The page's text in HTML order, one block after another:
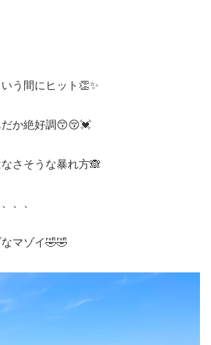
う間にヒット👏✨
か絶好調😙😚💓
さそうな暴れ方🙈
、、
マゾイ🤣🤣